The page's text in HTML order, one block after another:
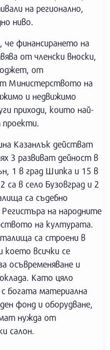
на регионално,
ниво.
че финансирането на
от членски вноски,
от
Министерството на
и недвижимо
приходи, които най-
проекти.
Казанлък действат
3 развиват дейност в
1 в град Шипка и 15 в
в село Бузовград и 2
са съдебно
Регистъра на народните
на културата.
са строени в
което всички се
осъвременяване и
Като цяло
богата материална
фонд и оборудване,
нужда от
салон.